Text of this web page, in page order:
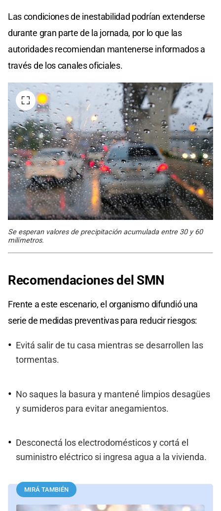
Las condiciones de inestabilidad podrían extenderse
durante gran parte de la jornada, por lo que las
autoridades recomiendan mantenerse informados a
través de los canales oficiales.
Se esperan valores de precipitación acumulada entre 30 y 60
milímetros.
Recomendaciones del SMN
Frente a este escenario, el organismo difundió una
serie de medidas preventivas para reducir riesgos:
Evitá salir de tu casa mientras se desarrollen las
tormentas.
No saques la basura y mantené limpios desagües
y sumideros para evitar anegamientos.
Desconectá los electrodomésticos y cortá el
suministro eléctrico si ingresa agua a la vivienda.
MIRÁ TAMBIÉN